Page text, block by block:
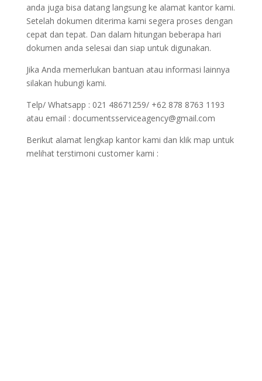
anda juga bisa datang langsung ke alamat kantor kami.
Setelah dokumen diterima kami segera proses dengan
cepat dan tepat. Dan dalam hitungan beberapa hari
dokumen anda selesai dan siap untuk digunakan.
Jika Anda memerlukan bantuan atau informasi lainnya
silakan hubungi kami.
Telp/ Whatsapp : 021 48671259/ +62 878 8763 1193
atau email : documentsserviceagency@gmail.com
Berikut alamat lengkap kantor kami dan klik map untuk
melihat terstimoni customer kami :